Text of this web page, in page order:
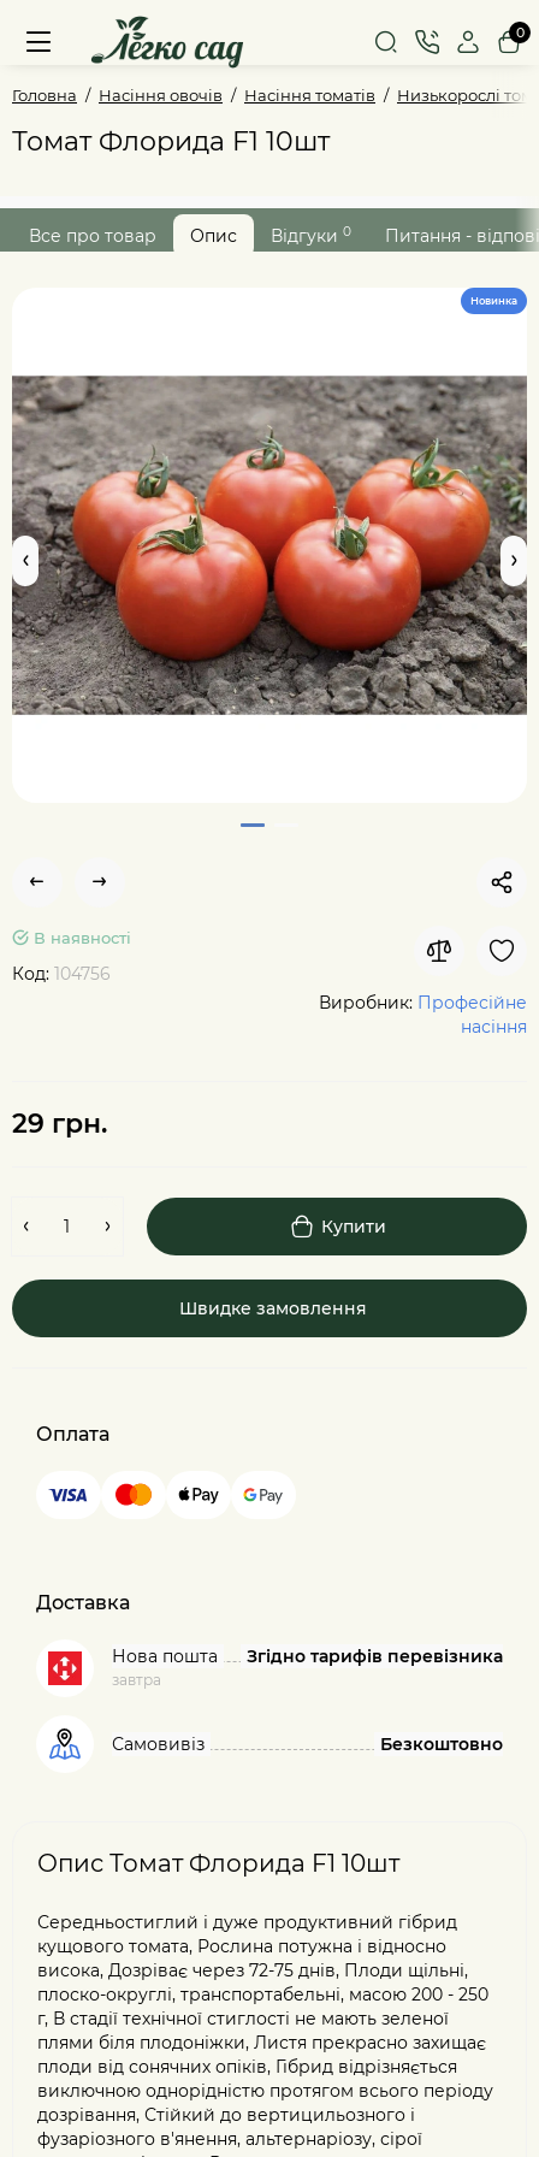
0
Головна Насіння овочів Насіння томатів Низькорослі
Томат Флорида F1 10шт
Все про товар Опис Відгуки 0 Питання -
Новинка
В наявності
Код: 104756
Виробник: Професійне
насіння
29 грн.
Купити
Швидке замовлення
Оплата
Доставка
Нова пошта
завтра
Згідно тарифів перевізника
Самовивіз Безкоштовно
Опис Томат Флорида F1 10шт
Середньостиглий і дуже продуктивний гібрид
кущового томата, Рослина потужна і відносно
висока, Дозріває через 72-75 днів, Плоди щільні,
плоско-округлі, транспортабельні, масою 200 - 250
г, В стадії технічної стиглості не мають зеленої
плями біля плодоніжки, Листя прекрасно захищає
плоди від сонячних опіків, Гібрид відрізняється
виключною однорідністю протягом всього періоду
дозрівання, Стійкий до вертицильозного і
фузаріозного в'янення, альтернаріозу, сірої